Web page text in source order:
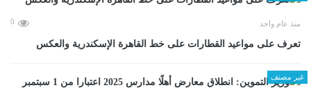
منذ عام واحد 0
تعرف على مواعيد القطارات على خط القاهرة الإسكندرية والعكس
غير مصنف